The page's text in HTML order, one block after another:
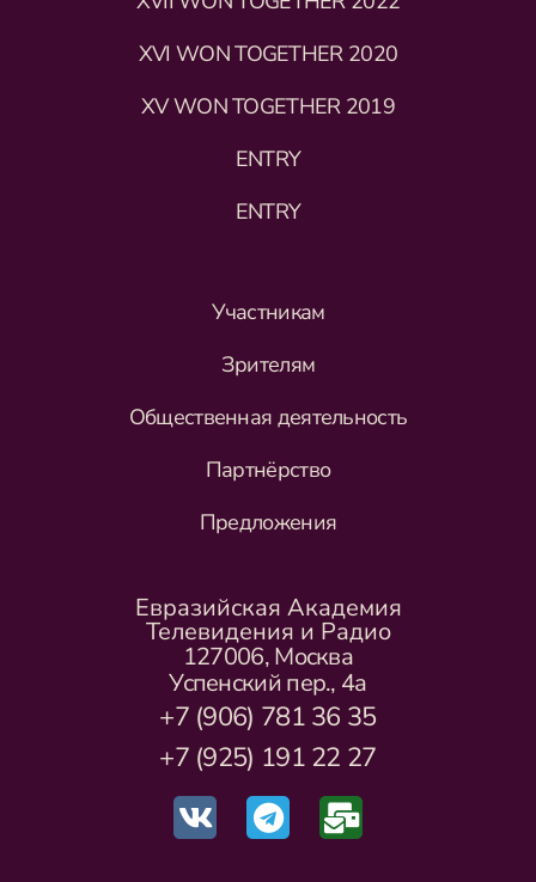
XVI WON TOGETHER 2020
XV WON TOGETHER 2019
ENTRY
ENTRY
Участникам
Зрителям
Общественная деятельность
Партнёрство
Предложения
Евразийская Академия
Телевидения и Радио
127006, Москва
Успенский пер., 4а
+7 (906) 781 36 35
+7 (925) 191 22 27